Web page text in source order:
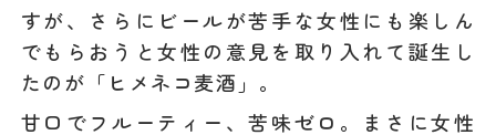
すが、さらにビールが苦手な女性にも楽しん
でもらおうと女性の意見を取り入れて誕生し
たのが「ヒメネコ麦酒」。
甘口でフルーティー、苦味ゼロ。まさに女性